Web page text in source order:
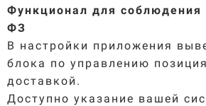
Функционал для соблюдения
ФЗ
В настройки приложения
блока по управлению
доставкой.
Доступно указание вашей